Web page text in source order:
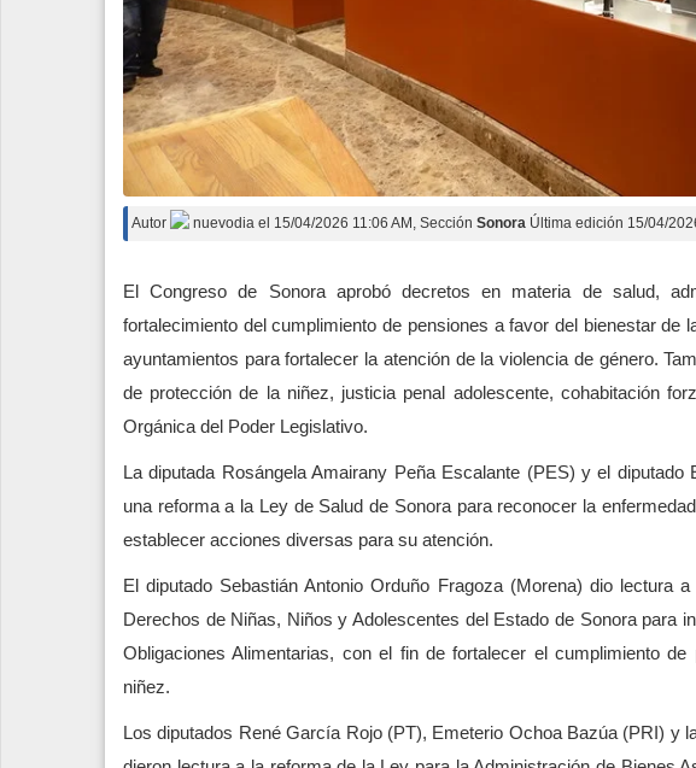
Autor nuevodia el 15/04/2026 11:06 AM , Sección Sonora Última edición 15/04/
El Congreso de Sonora aprobó decretos en materia de salud,
fortalecimiento del cumplimiento de pensiones a favor del bienestar de
ayuntamientos para fortalecer la atención de la violencia de género.
de protección de la niñez, justicia penal adolescente, cohabitación
Orgánica del Poder Legislativo.
La diputada Rosángela Amairany Peña Escalante (PES) y el
una reforma a la Ley de Salud de Sonora para reconocer la
establecer acciones diversas para su atención.
El diputado Sebastián Antonio Orduño Fragoza (Morena) dio lectura
Derechos de Niñas, Niños y Adolescentes del Estado de Sonora para
Obligaciones Alimentarias, con el fin de fortalecer el cumplimiento
niñez.
Los diputados René García Rojo (PT), Emeterio Ochoa Bazúa (PRI) y